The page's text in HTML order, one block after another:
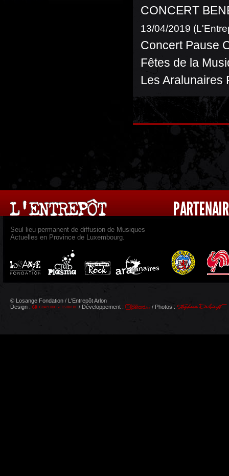
CONCERT
13/04/2019
Concert Pause
Fêtes de la
Les Aralunaires
Seul lieu permanent de diffusion de Musiques
Actuelles en Province de Luxembourg.
© Losange Fondation / L'Entrepôt Arlon
Design :
/ Développement : / Photos :